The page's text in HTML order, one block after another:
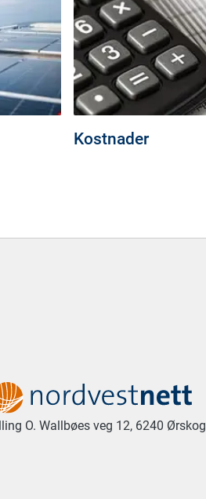
Kostnader
O. Wallbøes veg 12, 6240 Ørskog